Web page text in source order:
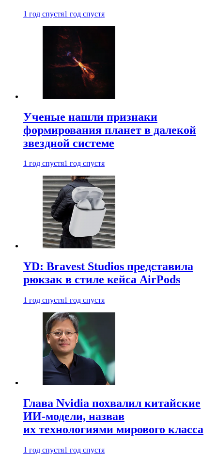
1 год спустя1 год спустя
Ученые нашли признаки
формирования планет в далекой
звездной системе
1 год спустя1 год спустя
YD: Bravest Studios представила
рюкзак в стиле кейса AirPods
1 год спустя1 год спустя
Глава Nvidia похвалил китайские
ИИ-модели, назвав
их технологиями мирового класса
1 год спустя1 год спустя